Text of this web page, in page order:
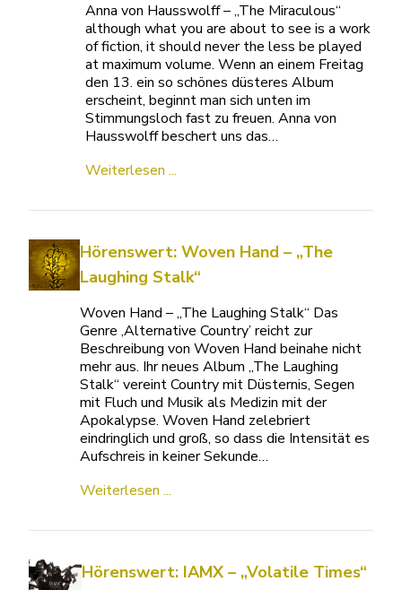
Anna von Hausswolff – „The Miraculous“
although what you are about to see is a work
of fiction, it should never the less be played
at maximum volume. Wenn an einem Freitag
den 13. ein so schönes düsteres Album
erscheint, beginnt man sich unten im
Stimmungsloch fast zu freuen. Anna von
Hausswolff beschert uns das…
Weiterlesen ...
Hörenswert: Woven Hand – „The
Laughing Stalk“
Woven Hand – „The Laughing Stalk“ Das
Genre ‚Alternative Country’ reicht zur
Beschreibung von Woven Hand beinahe nicht
mehr aus. Ihr neues Album „The Laughing
Stalk“ vereint Country mit Düsternis, Segen
mit Fluch und Musik als Medizin mit der
Apokalypse. Woven Hand zelebriert
eindringlich und groß, so dass die Intensität es
Aufschreis in keiner Sekunde…
Weiterlesen ...
Hörenswert: IAMX – „Volatile Times“